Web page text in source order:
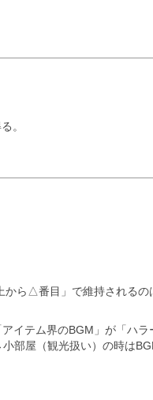
。
から△番目」で維持されるの
イテム界のBGM」が「ハラ
部屋（観光扱い）の時は